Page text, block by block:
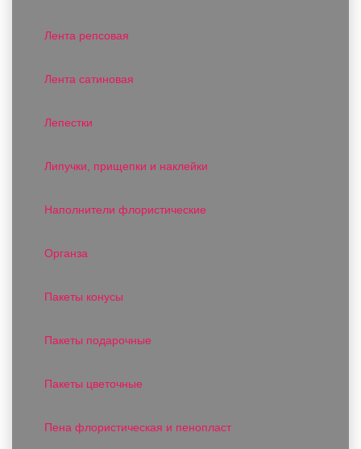
Лента репсовая
Лента сатиновая
Лепестки
Липучки, прищепки и наклейки
Наполнители флористические
Органза
Пакеты конусы
Пакеты подарочные
Пакеты цветочные
Пена флористическая и пенопласт